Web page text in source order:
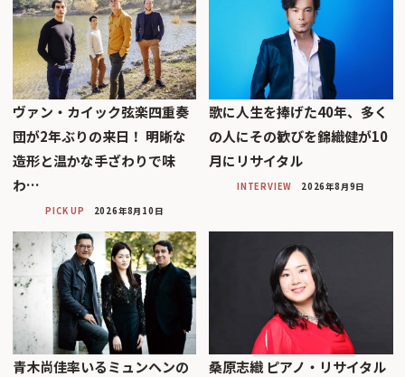
ヴァン・カイック弦楽四重奏
団が2年ぶりの来日！ 明晰な
造形と温かな手ざわりで味
わ…
PICK UP 2026年8月10日
歌に人生を捧げた40年、多く
の人にその歓びを錦織健が10
月にリサイタル
INTERVIEW 2026年8月9日
青木尚佳率いるミュンヘンの
桑原志織 ピアノ・リサイタル